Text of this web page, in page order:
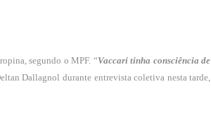
segundo o MPF. “Vaccari tinha consciência de
Dallagnol durante entrevista coletiva nesta tarde,